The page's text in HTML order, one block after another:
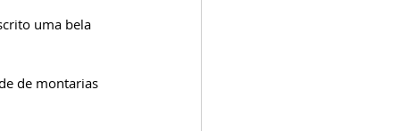
uma bela
de montarias